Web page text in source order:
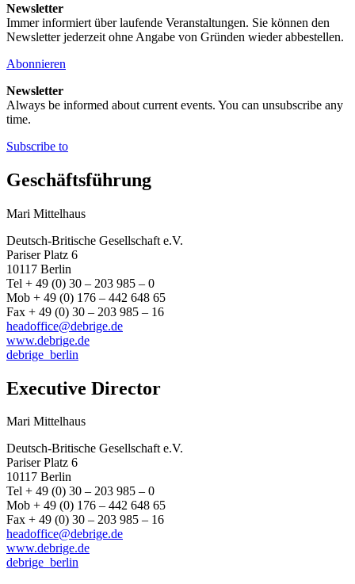
Newsletter
Immer informiert über laufende Veranstaltungen. Sie können den
Newsletter jederzeit ohne Angabe von Gründen wieder abbestellen.
Abonnieren
Newsletter
Always be informed about current events. You can unsubscribe any
time.
Subscribe to
Geschäftsführung
Mari Mittelhaus
Deutsch-Britische Gesellschaft e.V.
Pariser Platz 6
10117 Berlin
Tel + 49 (0) 30 – 203 985 – 0
Mob + 49 (0) 176 – 442 648 65
Fax + 49 (0) 30 – 203 985 – 16
headoffice@debrige.de
www.debrige.de
debrige_berlin
Executive Director
Mari Mittelhaus
Deutsch-Britische Gesellschaft e.V.
Pariser Platz 6
10117 Berlin
Tel + 49 (0) 30 – 203 985 – 0
Mob + 49 (0) 176 – 442 648 65
Fax + 49 (0) 30 – 203 985 – 16
headoffice@debrige.de
www.debrige.de
debrige_berlin